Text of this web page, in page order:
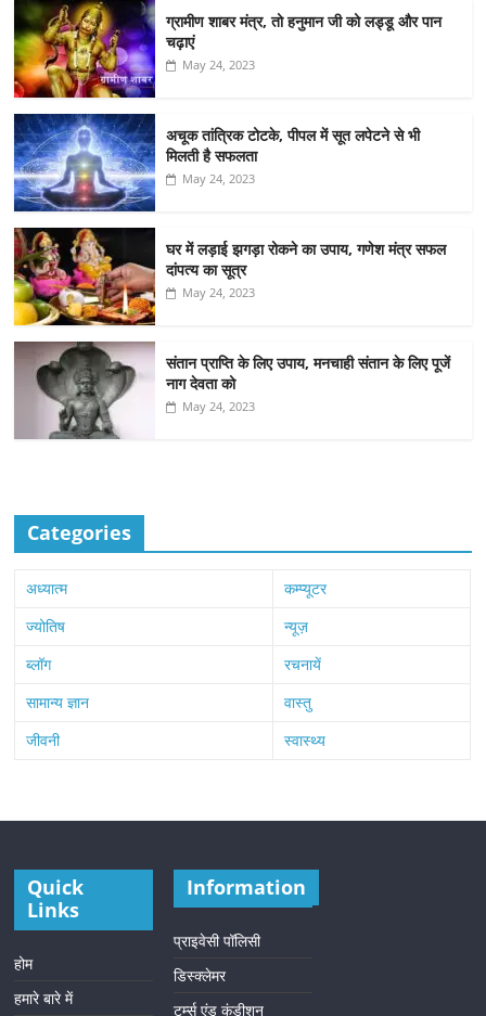
ग्रामीण शाबर मंत्र, तो हनुमान जी को लड्डू और पान
चढ़ाएं
May 24, 2023
अचूक तांत्रिक टोटके, पीपल में सूत लपेटने से भी
मिलती है सफलता
May 24, 2023
घर में लड़ाई झगड़ा रोकने का उपाय, गणेश मंत्र सफल
दांपत्य का सूत्र
May 24, 2023
संतान प्राप्ति के लिए उपाय, मनचाही संतान के लिए पूजें
नाग देवता को
May 24, 2023
Categories
अध्यात्म
कम्प्यूटर
ज्योतिष
न्यूज़
ब्लॉग
रचनायें
सामान्य ज्ञान
वास्तु
जीवनी
स्वास्थ्य
Quick
Links
होम
हमारे बारे में
Information
प्राइवेसी पॉलिसी
डिस्क्लेमर
टर्म्स एंड कंडीशन